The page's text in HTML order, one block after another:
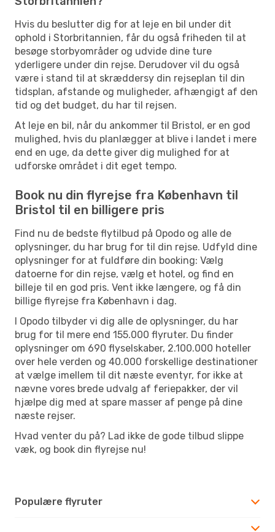
Hvis du beslutter dig for at leje en bil under dit
ophold i Storbritannien, får du også friheden til at
besøge storbyområder og udvide dine ture
yderligere under din rejse. Derudover vil du også
være i stand til at skræddersy din rejseplan til din
tidsplan, afstande og muligheder, afhængigt af den
tid og det budget, du har til rejsen.
At leje en bil, når du ankommer til Bristol, er en god
mulighed, hvis du planlægger at blive i landet i mere
end en uge, da dette giver dig mulighed for at
udforske området i dit eget tempo.
Book nu din flyrejse fra København til
Bristol til en billigere pris
Find nu de bedste flytilbud på Opodo og alle de
oplysninger, du har brug for til din rejse. Udfyld dine
oplysninger for at fuldføre din booking: Vælg
datoerne for din rejse, vælg et hotel, og find en
billeje til en god pris. Vent ikke længere, og få din
billige flyrejse fra København i dag.
I Opodo tilbyder vi dig alle de oplysninger, du har
brug for til mere end 155.000 flyruter. Du finder
oplysninger om 690 flyselskaber, 2.100.000 hoteller
over hele verden og 40.000 forskellige destinationer
at vælge imellem til dit næste eventyr, for ikke at
nævne vores brede udvalg af feriepakker, der vil
hjælpe dig med at spare masser af penge på dine
næste rejser.
Hvad venter du på? Lad ikke de gode tilbud slippe
væk, og book din flyrejse nu!
Populære flyruter